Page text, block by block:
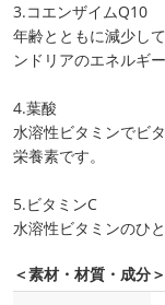
3.コエンザイムQ10
年齢とともに減少し
ンドリアのエネルギ
4.葉酸
水溶性ビタミンでビ
栄養素です。
5.ビタミンC
水溶性ビタミンのひ
＜素材・材質・成分＞